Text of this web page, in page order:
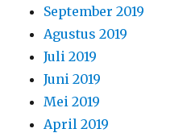
September 2019
Agustus 2019
Juli 2019
Juni 2019
Mei 2019
April 2019